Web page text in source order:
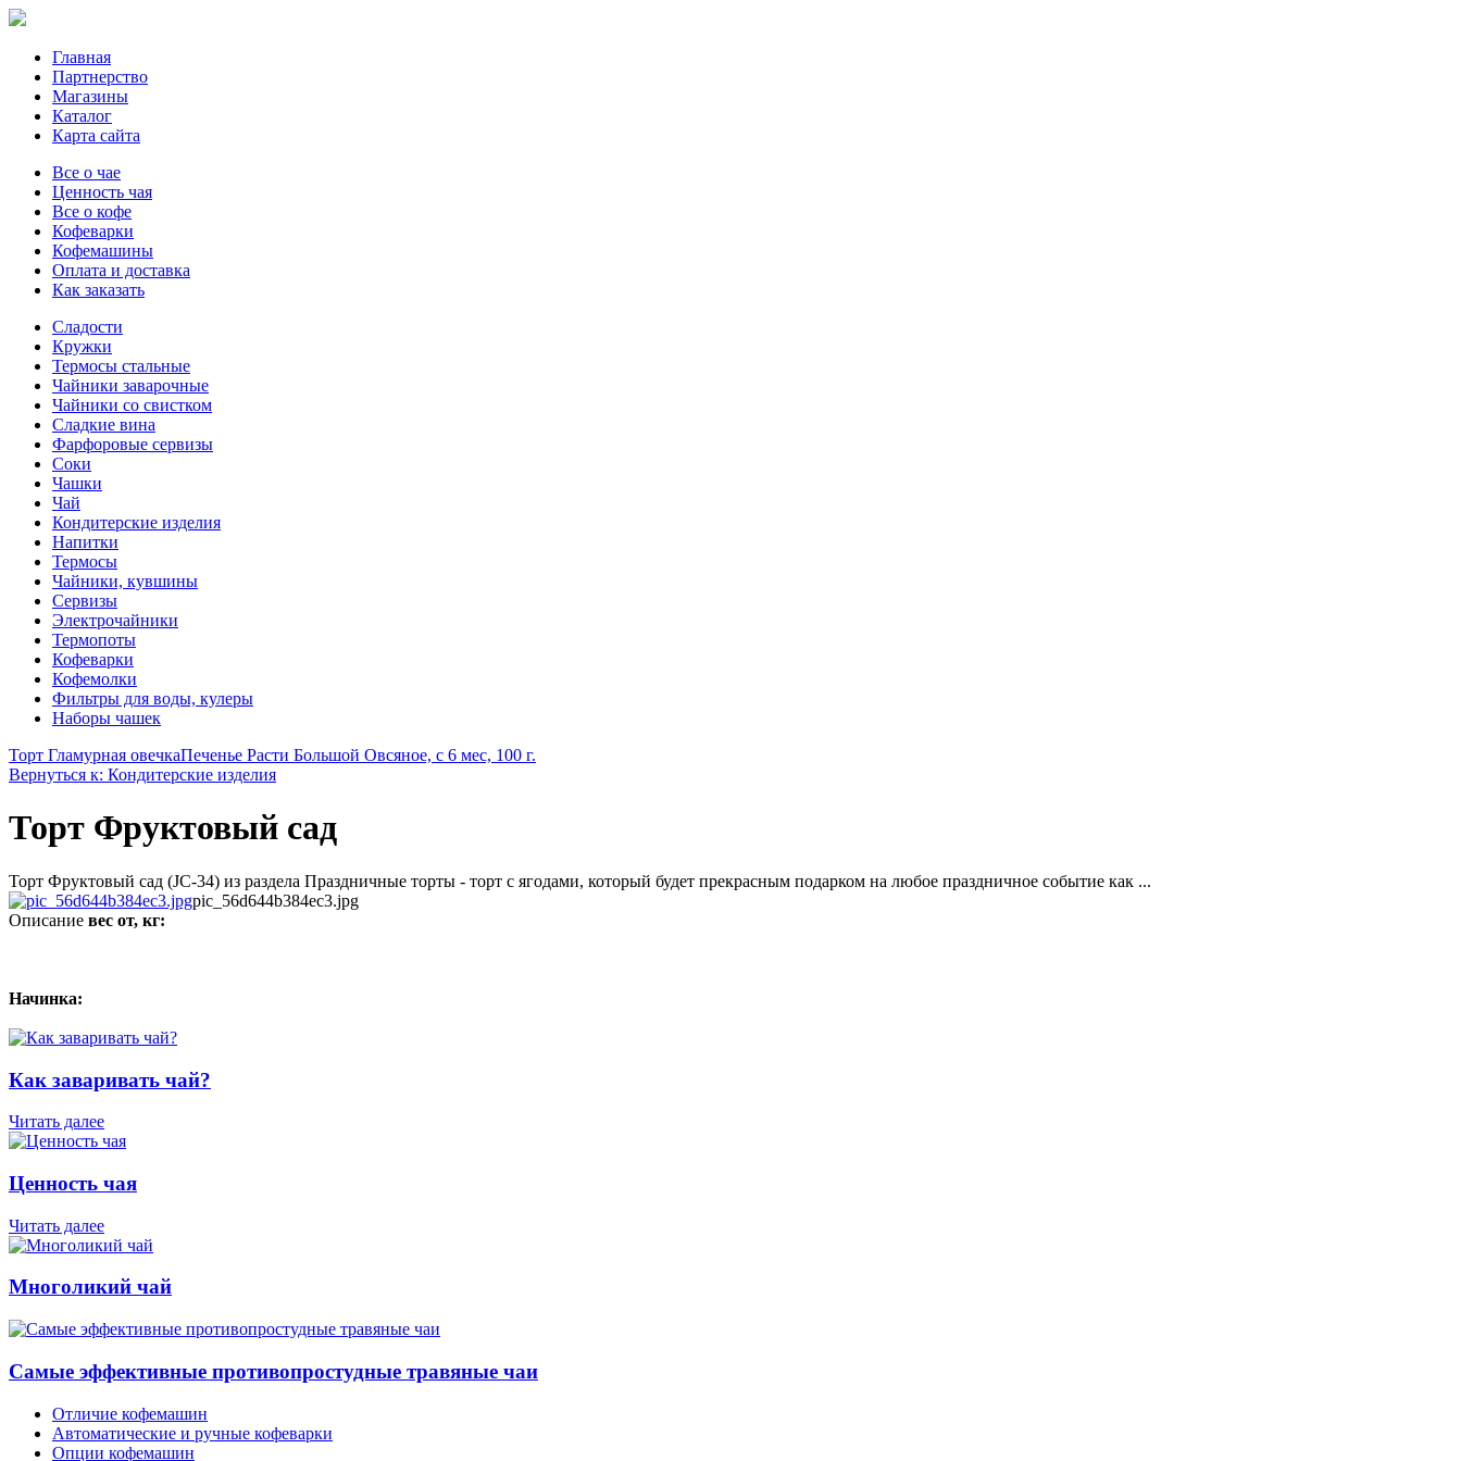
Главная
Партнерство
Магазины
Каталог
Карта сайта
Все о чае
Ценность чая
Все о кофе
Кофеварки
Кофемашины
Оплата и доставка
Как заказать
Сладости
Кружки
Термосы стальные
Чайники заварочные
Чайники со свистком
Сладкие вина
Фарфоровые сервизы
Соки
Чашки
Чай
Кондитерские изделия
Напитки
Термосы
Чайники, кувшины
Сервизы
Электрочайники
Термопоты
Кофеварки
Кофемолки
Фильтры для воды, кулеры
Наборы чашек
Торт Гламурная овечкаПеченье Расти Большой Овсяное, с 6 мес, 100 г.
Вернуться к: Кондитерские изделия
Торт Фруктовый сад
Торт Фруктовый сад (JC-34) из раздела Праздничные торты - торт с ягодами, который будет прекрасным подарком на любое праздничное событие как ...
pic_56d644b384ec3.jpg
Описание вес от, кг:
Начинка:
Как заваривать чай?
Читать далее
Ценность чая
Читать далее
Многоликий чай
Самые эффективные противопростудные травяные чаи
Отличие кофемашин
Автоматические и ручные кофеварки
Опции кофемашин